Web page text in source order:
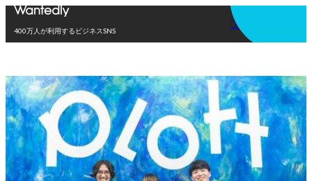
400万人が利用するビジネスSNS
アプリを使う